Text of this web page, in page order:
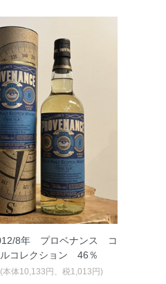
8年 プロベナンス コ
コレクション 46％
本体10,133円、税1,013円)